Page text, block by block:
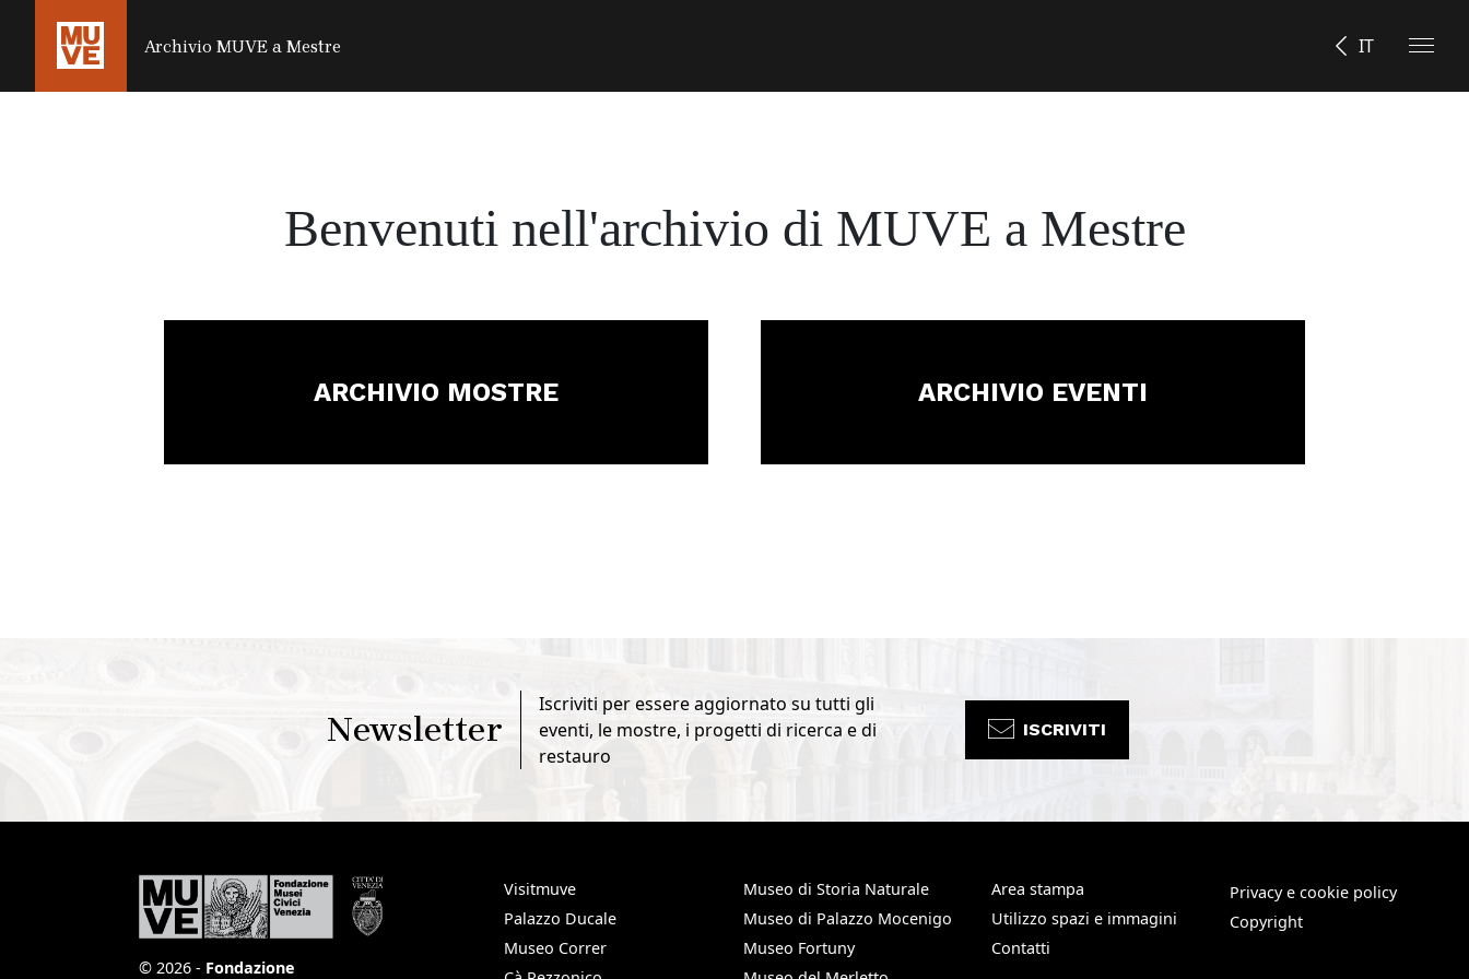
SALTA AL CONTENUTO PRINCIPALE
Archivio MUVE a Mestre IT
Benvenuti nell'archivio di MUVE a Mestre
ARCHIVIO MOSTRE ARCHIVIO EVENTI
Newsletter
Iscriviti per essere aggiornato su tutti gli
eventi, le mostre, i progetti di ricerca e di
restauro
ISCRIVITI
© 2026 - Fondazione
Visitmuve
Palazzo Ducale
Museo Correr
Museo di Storia Naturale
Museo di Palazzo Mocenigo
Museo Fortuny
Area stampa
Utilizzo spazi e immagini
Contatti
Privacy e cookie policy
Copyright